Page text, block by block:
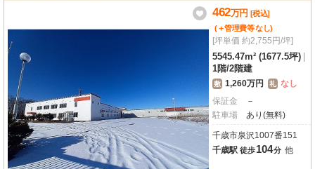
462万円 [税込]
(＋管理費等なし)
[坪単価 約2,755円/坪]
5545.47m² (1677.5坪)
1階/2階建
敷 1,260万円 礼 なし
保証金
－
駐車場
あり(無料)
千歳市泉沢1007番151
千歳駅 徒歩104分 他